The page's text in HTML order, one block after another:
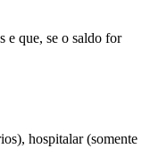
e que, se o saldo for
hospitalar (somente